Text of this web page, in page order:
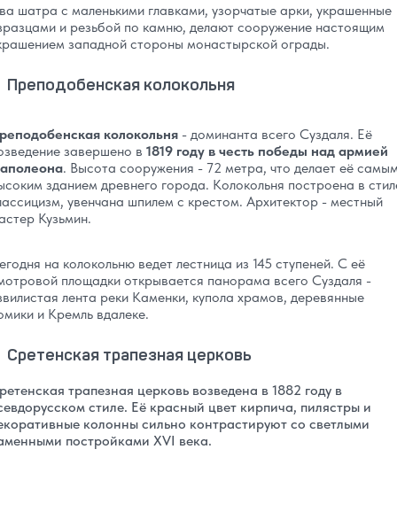
шатра с маленькими главками, узорчатые арки, украшенные
и резьбой по камню, делают сооружение настоящим
западной стороны монастырской ограды.
Преподобенская колокольня
колокольня - доминанта всего Суздаля. Её
завершено в 1819 году в честь победы над армией
. Высота сооружения - 72 метра, что делает её
зданием древнего города. Колокольня построена в
увенчана шпилем с крестом. Архитектор - местный
Кузьмин.
на колокольню ведет лестница из 145 ступеней. С её
площадки открывается панорама всего Суздаля -
лента реки Каменки, купола храмов, деревянные
и Кремль вдалеке.
Сретенская трапезная церковь
трапезная церковь возведена в 1882 году в
стиле. Её красный цвет кирпича, пилястры и
колонны сильно контрастируют со светлыми
постройками XVI века.